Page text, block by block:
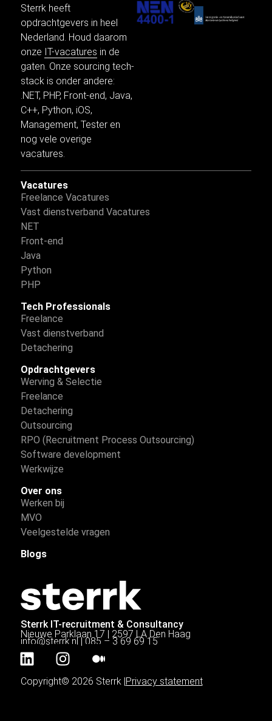
Sterrk heeft
opdrachtgevers in heel
Nederland. Houd daarom
onze IT-vacatures in de
gaten. Onze sourcing tech-
stack is onder andere:
.NET, PHP, Front-end, Java,
C++, Python, iOS,
Management, Testeren
nog vele overige
vacatures.
Vacatures
Freelance Vacatures
Vast dienstverband Vacatures
NET
Front-end
Java
Python
PHP
Tech Professionals
Freelance
Vast dienstverband
Detachering
Opdrachtgevers
Werving & Selectie
Freelance
Detachering
Outsourcing
RPO (Recruitment Process Outsourcing)
Software development
Werkwijze
Over ons
Werken bij
MVO
Veelgestelde vragen
Blogs
Sterrk IT-recruitment & Consultancy
Nieuwe Parklaan 17 | 2597 LA Den Haag
info@sterrk.nl|085 – 3 69 69 15
Copyright© 2026 Sterrk |Privacy statement